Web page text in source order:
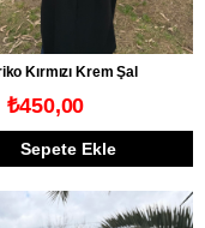
Kırmızı Krem Şal
₺450,00
Sepete Ekle